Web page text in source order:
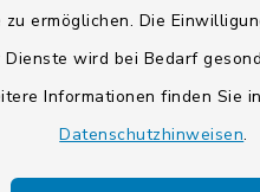
zu ermöglichen. Die
wird bei Bedarf
Informationen finden Sie
Datenschutzhinweisen.
Barrierefreiheit